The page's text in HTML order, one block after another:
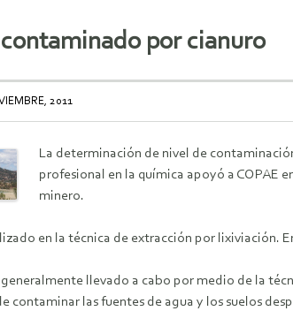
por cianuro
2011
La determinación de nivel de
profesional en la química apoyó a COPAE
minero.
en la técnica de extracción por lixiviación.
generalmente llevado a cabo por medio de la
contaminar las fuentes de agua y los suelos